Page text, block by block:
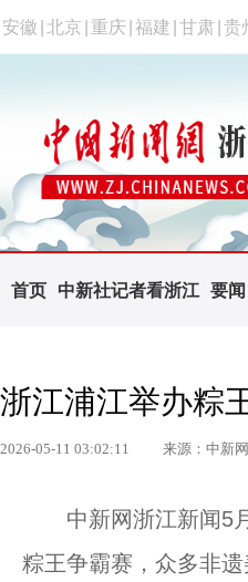
安徽 北京 重庆 福建 甘肃 贵
首页 中新社记者看浙江 要闻
浙江浦江举办粽
2026-05-11 03:02:11 来源：中新
中新网浙江新闻5月
粽王争霸赛，众多非